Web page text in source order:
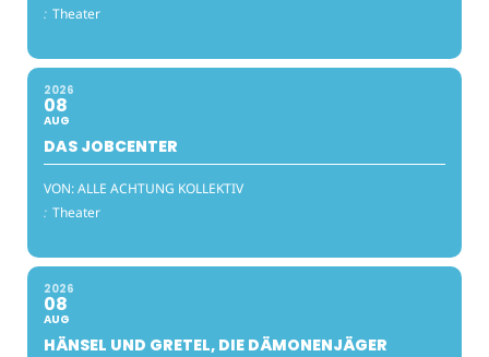
: Theater
2026
08
AUG
DAS JOBCENTER
VON: ALLE ACHTUNG KOLLEKTIV
: Theater
2026
08
AUG
HÄNSEL UND GRETEL, DIE DÄMONENJÄGER